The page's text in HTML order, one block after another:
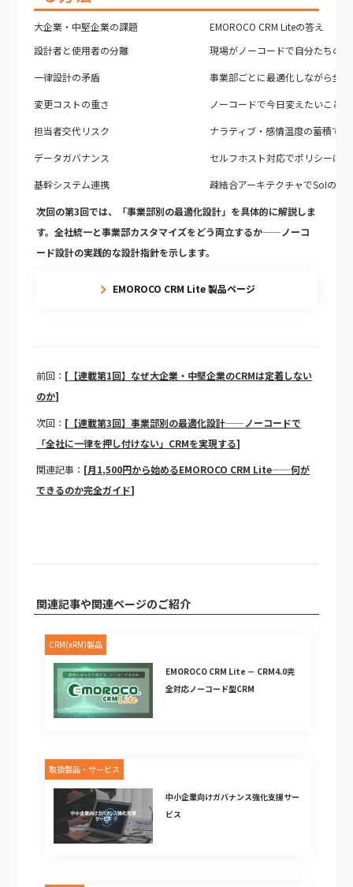
大企業・中堅企業の課題
EMOROCO CRM Liteの答え
設計者と使用者の分離
現場がノーコードで自分たちの
一律設計の矛盾
事業部ごとに最適化しながら全
変更コストの重さ
ノーコードで今日変えたいこと
担当者交代リスク
ナラティブ・感情温度の蓄積で
データガバナンス
セルフホスト対応でポリシーに
基幹システム連携
疎結合アーキテクチャでSoIのハ
次回の第3回では、「事業部別の最適化設計」を具体的に解説しま
す。全社統一と事業部カスタマイズをどう両立するか——ノーコ
ード設計の実践的な設計指針を示します。
EMOROCO CRM Lite 製品ページ
前回： [【連載第1回】なぜ大企業・中堅企業のCRMは定着しない
のか]
次回： [【連載第3回】事業部別の最適化設計——ノーコードで
「全社に一律を押し付けない」CRMを実現する]
関連記事： [月1,500円から始めるEMOROCO CRM Lite——何が
できるのか完全ガイド]
関連記事や関連ページのご紹介
CRM(xRM)製品
EMOROCO CRM Lite － CRM4.0完
全対応ノーコード型CRM
取扱製品・サービス
中小企業向けガバナンス強化支援サー
ビス